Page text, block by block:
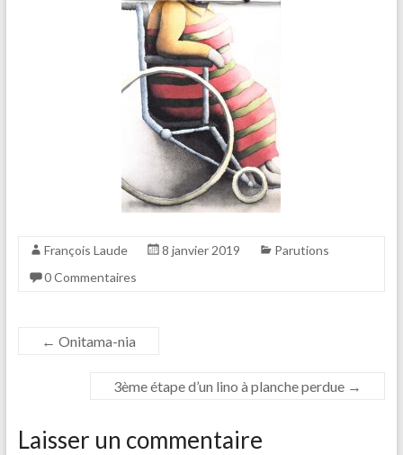
François Laude 8 janvier 2019
Parutions
0 Commentaires
← Onitama-nia
3ème étape d’un lino à planche perdue →
Laisser un commentaire